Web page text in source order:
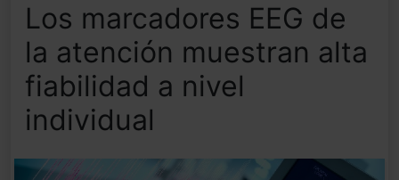
Los marcadores EEG de
la atención muestran alta
fiabilidad a nivel
individual